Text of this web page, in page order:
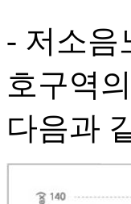
- 저소음
호구역
다음과